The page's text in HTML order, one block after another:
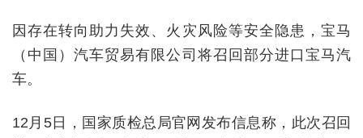
因存在转向助力失效、火灾风险等安全隐患，宝马
（中国）汽车贸易有限公司将召回部分进口宝马汽
车。
12月5日，国家质检总局官网发布信息称，此次召回